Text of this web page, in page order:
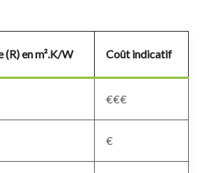
(R) en m².K/W Coût indicatif
€€€
€